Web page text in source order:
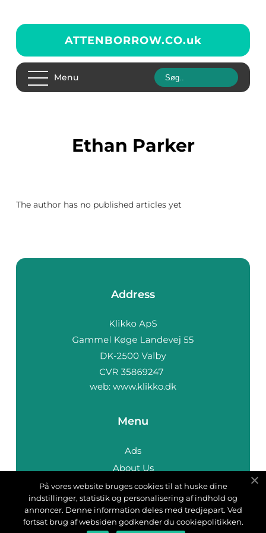
ATTENBORROW.CO.uk
Menu
Ethan Parker
The author has no published articles yet
Address
web: www.klikko.dk
Menu
Ads
About Us
Cookies
Contact
Sitemap
På vores website bruges cookies til at huske dine
indstillinger, statistik og personalisering af indhold og
annoncer. Denne information deles med tredjepart. Ved
fortsat brug af websiden godkender du cookiepolitikken.